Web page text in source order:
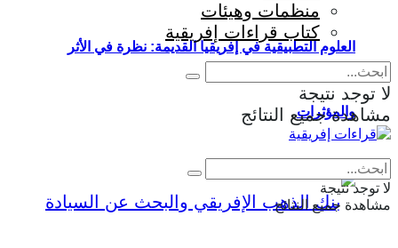
العلوم التطبيقية في إفريقيا القديمة: نظرة في الأثر
والمؤثرات
منظمات وهيئات
كتاب قراءات إفريقية
لا توجد نتيجة
مشاهدة جميع النتائج
لا توجد نتيجة
مشاهدة جميع النتائج